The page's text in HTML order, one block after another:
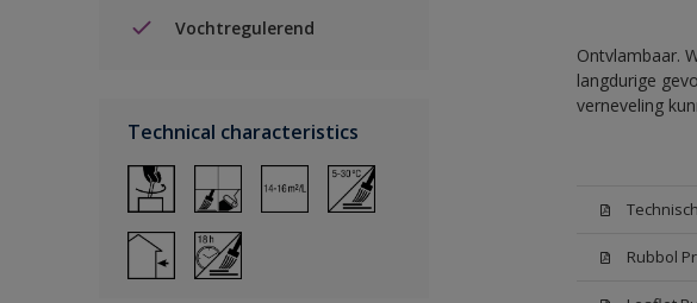
Vochtregulerend
Technical characteristics
Ontvlambaar.
langdurige
verneveling
Rubbol